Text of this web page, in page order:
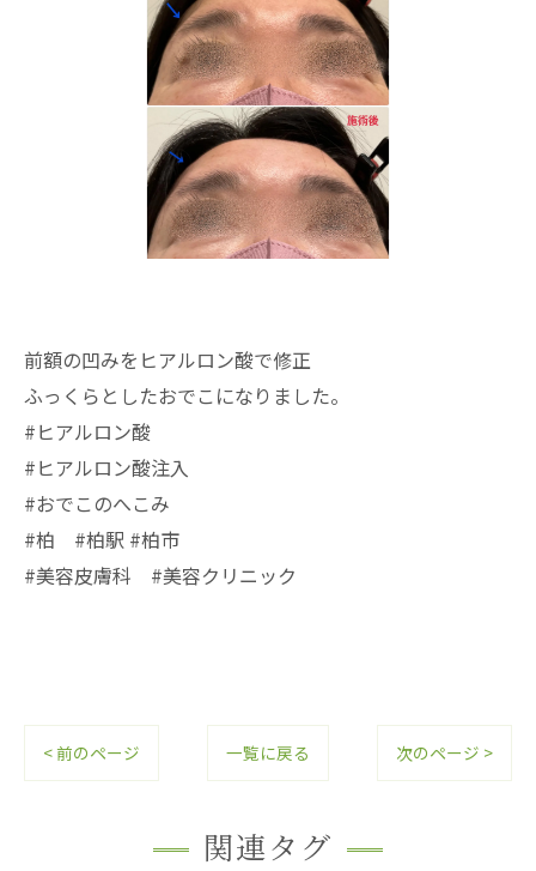
前額の凹みをヒアルロン酸で修正
ふっくらとしたおでこになりました。
#ヒアルロン酸
#ヒアルロン酸注入
#おでこのへこみ
#柏 #柏駅 #柏市
#美容皮膚科 #美容クリニック
< 前のページ 一覧に戻る 次のページ >
関連タグ